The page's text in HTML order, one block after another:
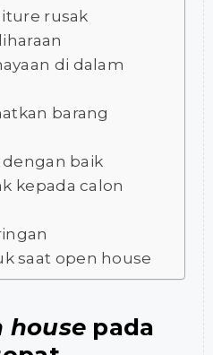
rusak
di dalam
barang
dengan baik
kepada calon
saat open house
house pada